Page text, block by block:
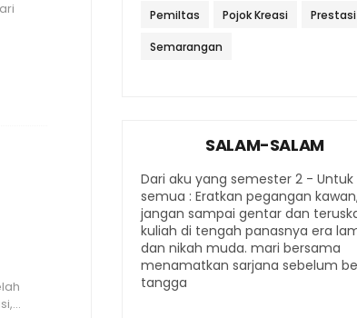
Pemiltas Pojok Kreasi Prestasi
Semarangan
SALAM-SALAM
Dari aku yang semester 2 - Untuk
semua : Eratkan pegangan
jangan sampai gentar dan
kuliah di tengah panasnya era
dan nikah muda. mari bersama
menamatkan sarjana sebelum
tangga